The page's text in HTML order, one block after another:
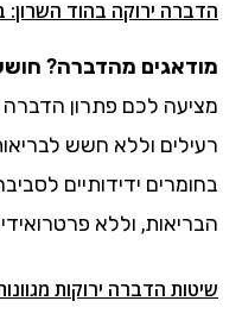
הדברה ירוקה בהוד השרון:
מודאגים מהדברה?
מציעה לכם פתרון הדברה
רעילים וללא חשש
בחומרים ידידותיים
הבריאות, וללא
שיטות הדברה ירוקות